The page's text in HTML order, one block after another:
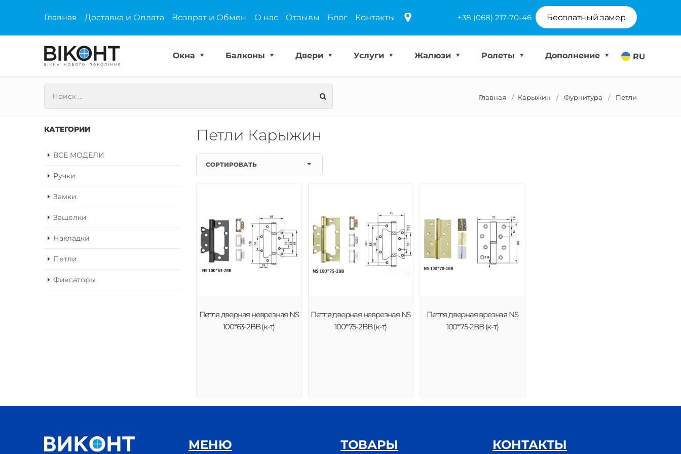
Главная Доставка и Оплата Возврат и Обмен О нас Отзывы Блог Контакты +38 (068) 217-70-46 Бесплатный замер
RU
Окна Балконы Двери Услуги Жалюзи Ролеты Дополнение
Главная Карыжин Фурнитура Петли
КАТЕГОРИИ
ВСЕ МОДЕЛИ
Ручки
Замки
Защелки
Накладки
Петли
Фиксаторы
Петли Карыжин
СОРТИРОВАТЬ
Петля дверная неврезная NS
100*63-2BB (к-т)
Петля дверная неврезная NS
100*75-2BB (к-т)
Петля дверная врезная NS
100*75-2BB (к-т)
МЕНЮ ТОВАРЫ КОНТАКТЫ